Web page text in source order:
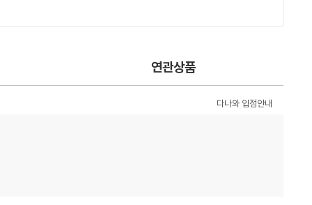
연관상품
다나와 입점안내